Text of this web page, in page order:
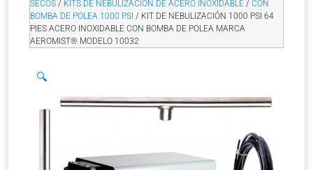
SECOS / KITS DE NEBULIZACIÓN DE ACERO INOXIDABLE / CON
BOMBA DE POLEA 1000 PSI / KIT DE NEBULIZACIÓN 1000 PSI 64
PIES ACERO INOXIDABLE CON BOMBA DE POLEA MARCA
AEROMIST® MODELO 10032
🔍